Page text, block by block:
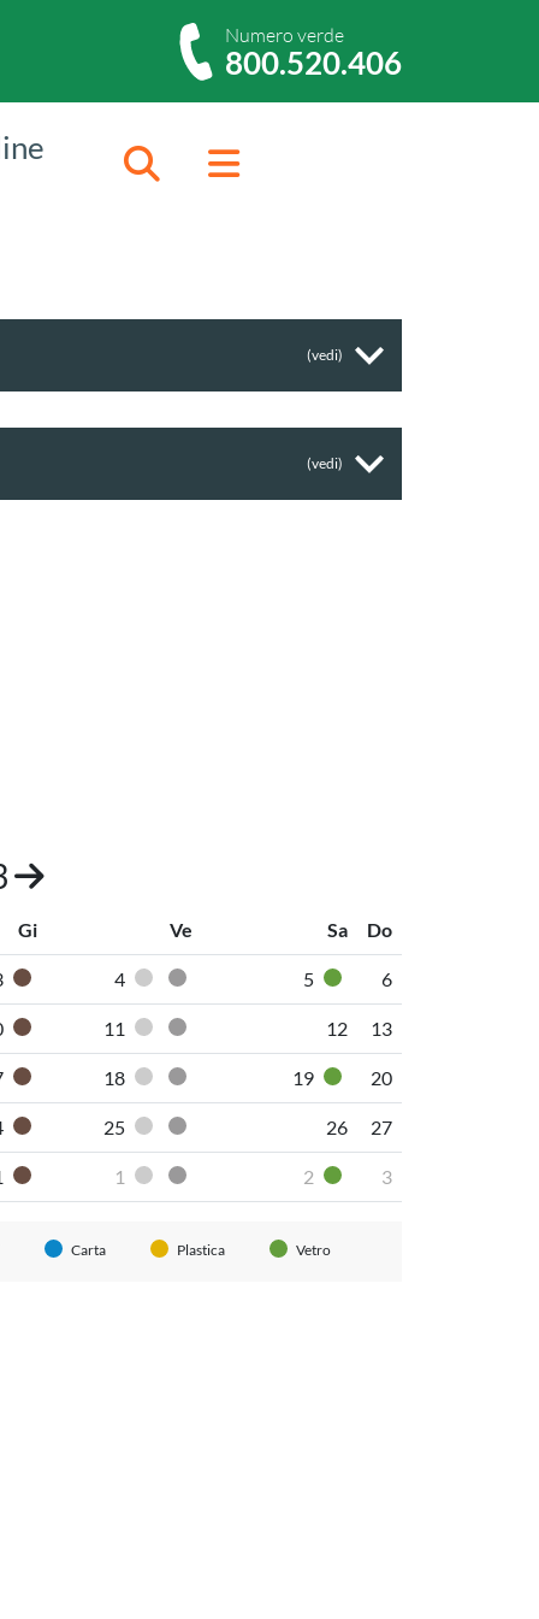
Numero verde
800.520.406
CercaMenu
(vedi)
(vedi)
Gi Ve Sa Do
Organico umido
4 Pannolini-pannoloni
Secco non riciclabile
5 Vetro6
Organico umido
11 Pannolini-pannoloni
Secco non riciclabile
12 13
Organico umido
18 Pannolini-pannoloni
Secco non riciclabile
19 Vetro
20
Organico umido
25 Pannolini-pannoloni
Secco non riciclabile
26 27
Organico umido
1 Pannolini-pannoloni
Secco non riciclabile
2 Vetro3
Carta Plastica Vetro